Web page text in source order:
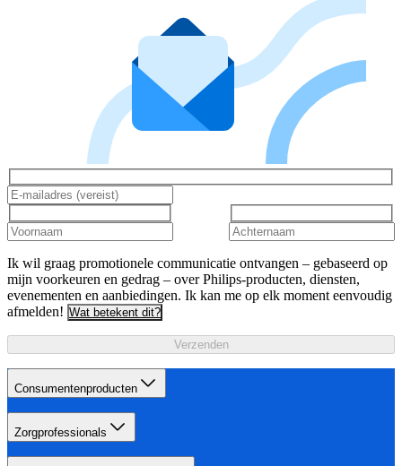
Ik wil graag promotionele communicatie ontvangen – gebaseerd op
mijn voorkeuren en gedrag – over Philips-producten, diensten,
evenementen en aanbiedingen. Ik kan me op elk moment eenvoudig
afmelden! Wat betekent dit?
Verzenden
Consumentenproducten
Zorgprofessionals